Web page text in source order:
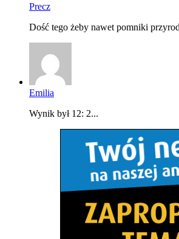
Precz
Dość tego żeby nawet pomniki
Emilia
Wynik był 12: 2...